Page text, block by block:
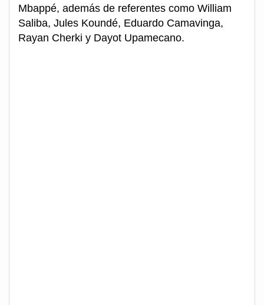
Mbappé, además de referentes como William
Saliba, Jules Koundé, Eduardo Camavinga,
Rayan Cherki y Dayot Upamecano.